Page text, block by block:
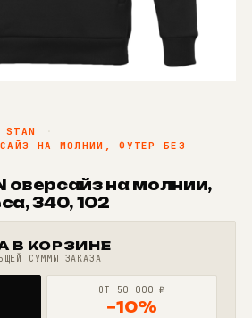
STAN
·
НА МОЛНИИ, ФУТЕР БЕЗ
оверсайз на молнии,
340, 102
В КОРЗИНЕ
СУММЫ ЗАКАЗА
ОТ 50 000 ₽
−10%